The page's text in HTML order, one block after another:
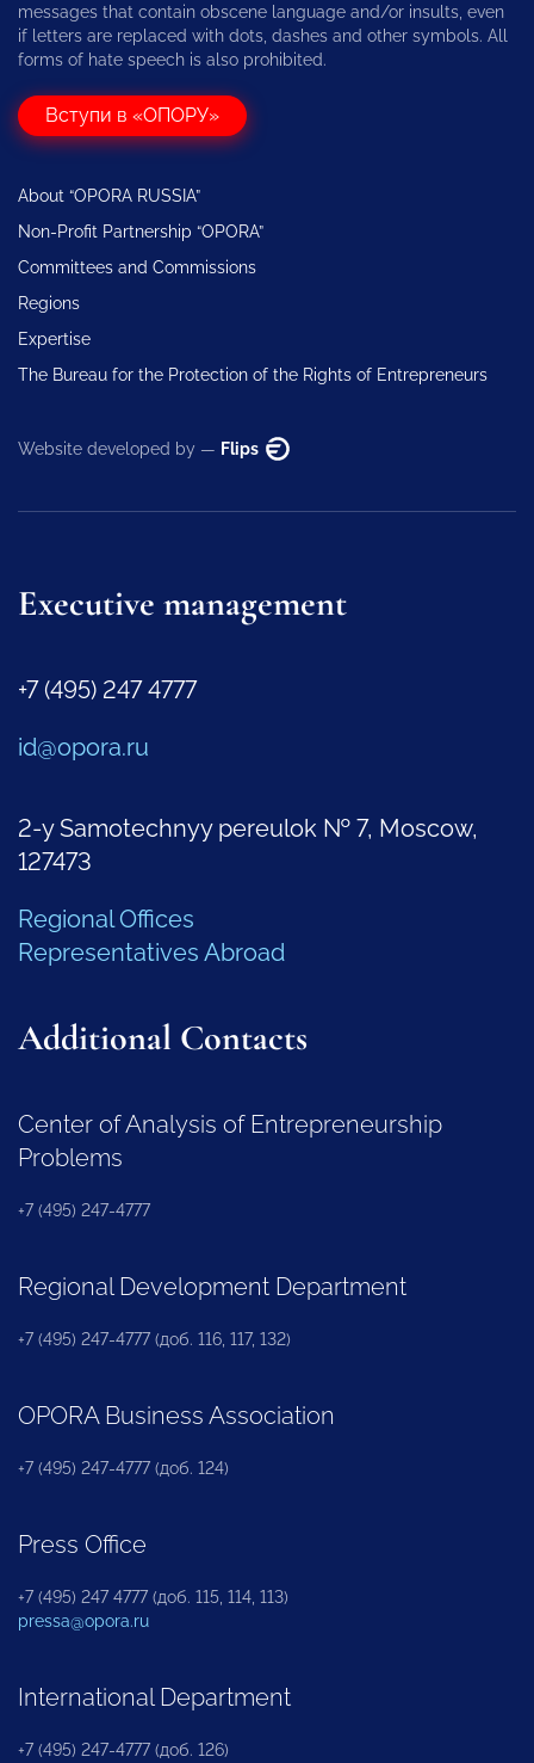
messages that contain obscene language and/or insults, even
if letters are replaced with dots, dashes and other symbols. All
forms of hate speech is also prohibited.
Вступи в «ОПОРУ»
About “OPORA RUSSIA”
Non-Profit Partnership “OPORA”
Committees and Commissions
Regions
Expertise
The Bureau for the Protection of the Rights of Entrepreneurs
Website developed by — Flips
Executive management
+7 (495) 247 4777
id@opora.ru
2-y Samotechnyy pereulok № 7, Moscow,
127473
Regional Offices
Representatives Abroad
Additional Contacts
Center of Analysis of Entrepreneurship
Problems
+7 (495) 247-4777
Regional Development Department
+7 (495) 247-4777 (доб. 116, 117, 132)
OPORA Business Association
+7 (495) 247-4777 (доб. 124)
Press Office
+7 (495) 247 4777 (доб. 115, 114, 113)
pressa@opora.ru
International Department
+7 (495) 247-4777 (доб. 126)